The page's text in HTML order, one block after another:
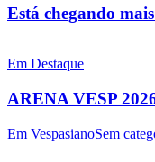
Está chegando
Em Destaque
ARENA VESP
Em VespasianoSem